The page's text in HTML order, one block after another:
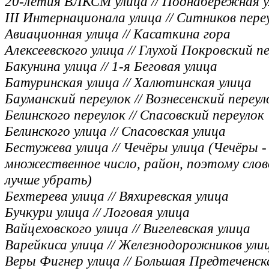
III Интернационала улица // Ситников
Авиационная улица // Касаткина гора
Алексеевского улица // Глухой Покровский
Бакунина улица // 1-я Беговая улица
Батуринская улица // Халютинская улица
Бауманский переулок // Вознесенский
Белинского переулок // Спасовский переулок
Белинского улица // Спасовская улица
Бестужева улица // Чечёры улица (Чечёры -
множественное число, район, поэтому
лучше убрать)
Бехтерева улица // Вяхиревская улица
Бучкури улица // Логовая улица
Вайцеховского улица // Вигелевская улица
Варейкиса улица // Железнодорожников
Веры Фигнер улица // Большая